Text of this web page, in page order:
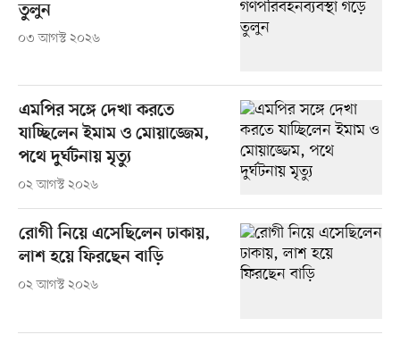
তুলুন
০৩ আগস্ট ২০২৬
এমপির সঙ্গে দেখা করতে
যাচ্ছিলেন ইমাম ও মোয়াজ্জেম,
পথে দুর্ঘটনায় মৃত্যু
০২ আগস্ট ২০২৬
রোগী নিয়ে এসেছিলেন ঢাকায়,
লাশ হয়ে ফিরছেন বাড়ি
০২ আগস্ট ২০২৬